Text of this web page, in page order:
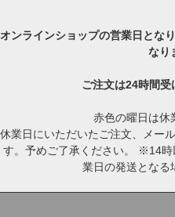
オンラインショップの営業日とな
なり
ご注文は24時間
赤色の曜日は休
休業日にいただいたご注文、メー
す。予めご了承ください。 ※14
業日の発送となる